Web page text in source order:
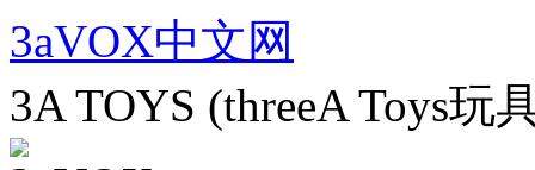
至
正
文
3aVOX中文网
3A TOYS (threeA Toys玩